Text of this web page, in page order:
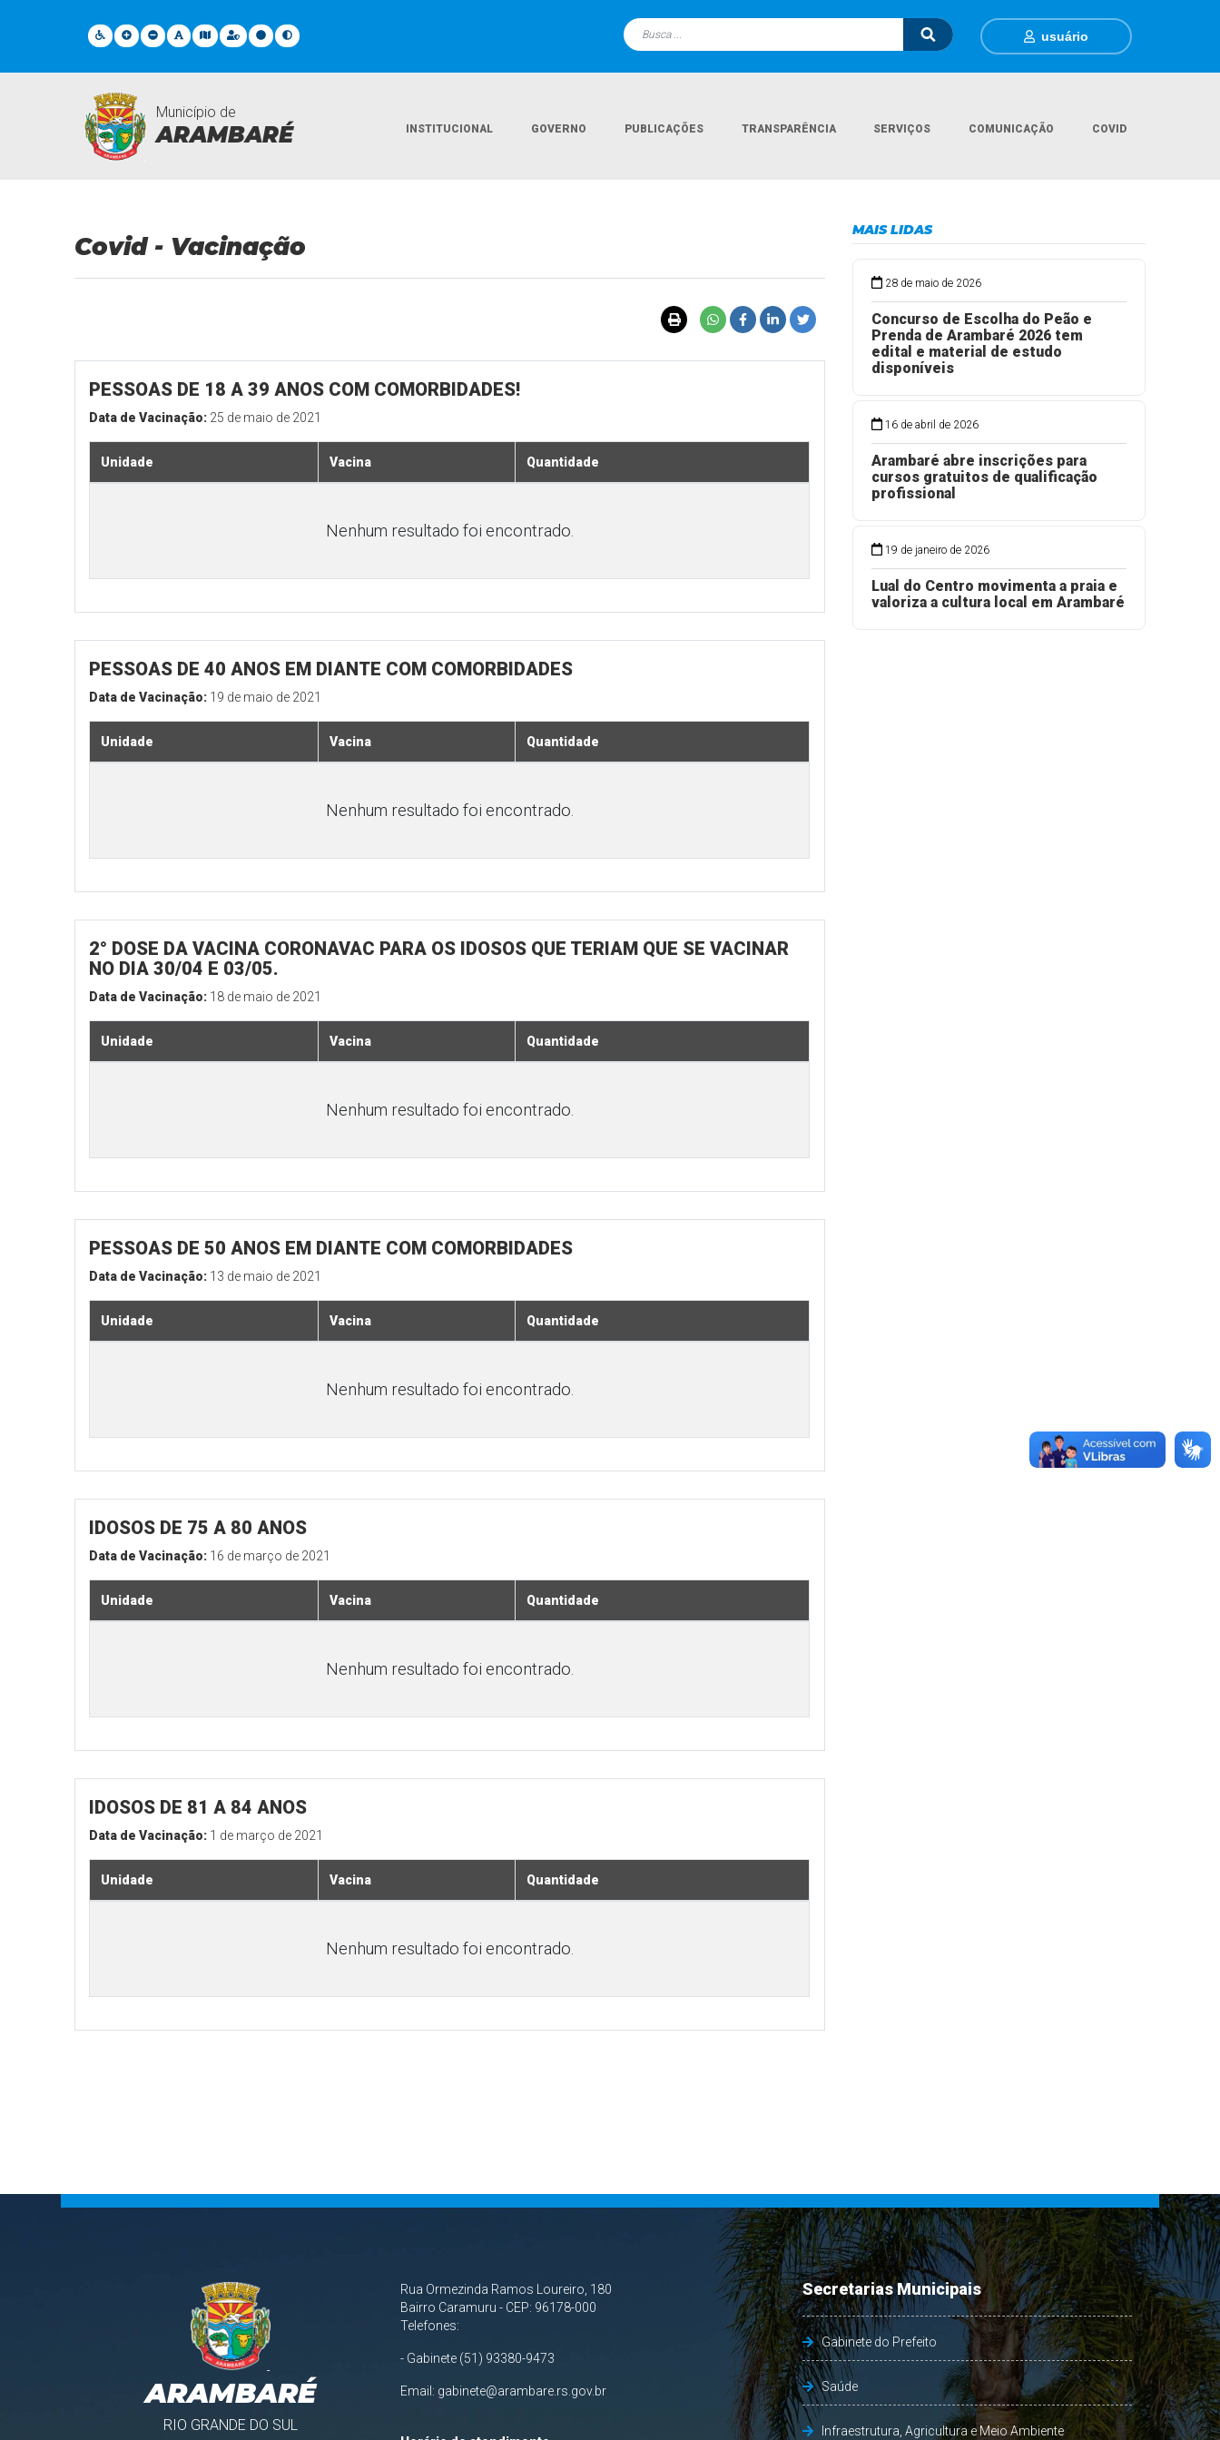
usuário
Município de
ARAMBARÉ INSTITUCIONAL GOVERNO PUBLICAÇÕES TRANSPARÊNCIA SERVIÇOS COMUNICAÇÃO COVID
Covid - Vacinação
Covid - Vacinação
PESSOAS DE 18 A 39 ANOS COM COMORBIDADES!
Data de Vacinação: 25 de maio de 2021
Unidade Vacina Quantidade
Nenhum resultado foi encontrado.
PESSOAS DE 40 ANOS EM DIANTE COM COMORBIDADES
Data de Vacinação: 19 de maio de 2021
Unidade Vacina Quantidade
Nenhum resultado foi encontrado.
2° DOSE DA VACINA CORONAVAC PARA OS IDOSOS QUE TERIAM QUE SE VACINAR
NO DIA 30/04 E 03/05.
Data de Vacinação: 18 de maio de 2021
Unidade Vacina Quantidade
Nenhum resultado foi encontrado.
PESSOAS DE 50 ANOS EM DIANTE COM COMORBIDADES
Data de Vacinação: 13 de maio de 2021
Unidade Vacina Quantidade
Nenhum resultado foi encontrado.
IDOSOS DE 75 A 80 ANOS
Data de Vacinação: 16 de março de 2021
Unidade Vacina Quantidade
Nenhum resultado foi encontrado.
IDOSOS DE 81 A 84 ANOS
Data de Vacinação: 1 de março de 2021
Unidade Vacina Quantidade
Nenhum resultado foi encontrado.
MAIS LIDAS
28 de maio de 2026
Concurso de Escolha do Peão e
Prenda de Arambaré 2026 tem
edital e material de estudo
disponíveis
16 de abril de 2026
Arambaré abre inscrições para
cursos gratuitos de qualificação
profissional
19 de janeiro de 2026
Lual do Centro movimenta a praia e
valoriza a cultura local em Arambaré
ARAMBARÉ
RIO GRANDE DO SUL
Rua Ormezinda Ramos Loureiro, 180
Bairro Caramuru - CEP: 96178-000
Telefones:
- Gabinete (51) 93380-9473
Email: gabinete@arambare.rs.gov.br
Secretarias Municipais
Gabinete do Prefeito
Saúde
Infraestrutura, Agricultura e Meio Ambiente